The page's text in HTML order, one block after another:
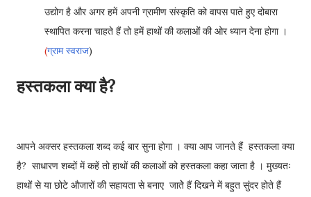
उद्योग है और अगर हमें अपनी ग्रामीण संस्कृति को वापस पाते हुए दोबारा
स्थापित करना चाहते हैं तो हमें हाथों की कलाओं की ओर ध्यान देना होगा ।
(ग्राम स्वराज)
हस्तकला क्या है?
आपने अक्सर हस्तकला शब्द कई बार सुना होगा । क्या आप जानते हैं हस्तकला क्या
है? साधारण शब्दों में कहें तो हाथों की कलाओं को हस्तकला कहा जाता है । मुख्यतः
हाथों से या छोटे औजारों की सहायता से बनाए जातेे हैं दिखने में बहुत सुंदर होते हैं